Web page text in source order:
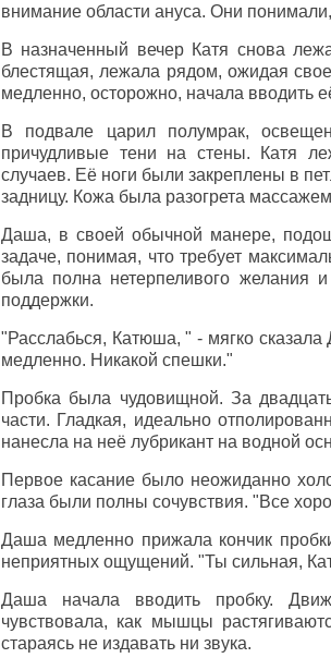
внимание области ануса. Они
В назначенный вечер Катя снова
блестящая, лежала рядом, ожидая
медленно, осторожно, начала вводить
В подвале царил полумрак,
причудливые тени на стены. Катя
случаев. Её ноги были закреплены в
задницу. Кожа была разогрета
Даша, в своей обычной манере,
задаче, понимая, что требует
была полна нетерпеливого желания
поддержки.
"Расслабься, Катюша, " - мягко
медленно. Никакой спешки."
Пробка была чудовищной. За
части. Гладкая, идеально
нанесла на неё лубрикант на водной
Первое касание было неожиданно
глаза были полны сочувствия. "Все
Даша медленно прижала кончик
неприятных ощущений. "Ты сильная,
Даша начала вводить пробку.
чувствовала, как мышцы
стараясь не издавать ни звука.